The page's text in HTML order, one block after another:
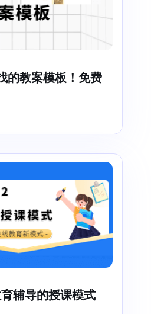
的教案模板！免费
辅导的授课模式